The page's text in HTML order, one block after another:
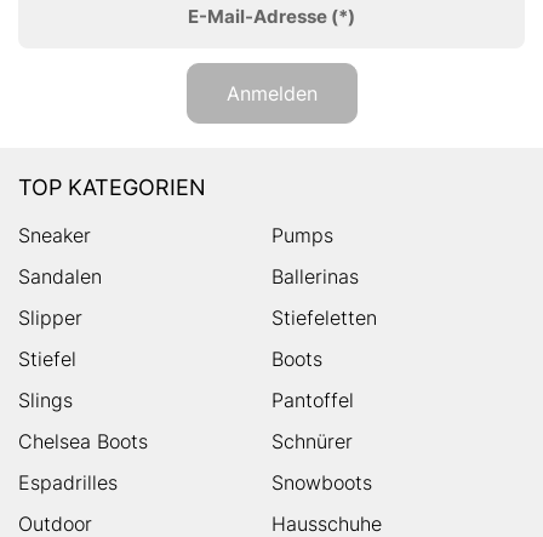
E-Mail-Adresse (*)
Anmelden
TOP KATEGORIEN
Sneaker
Pumps
Sandalen
Ballerinas
Slipper
Stiefeletten
Stiefel
Boots
Slings
Pantoffel
Chelsea Boots
Schnürer
Espadrilles
Snowboots
Outdoor
Hausschuhe